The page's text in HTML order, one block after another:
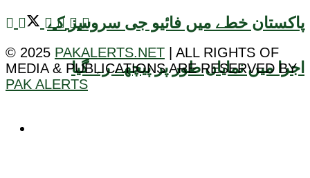
پاکستان خطے میں فائیو جی سروسز کے
اجرا میں نمایاں طور پر پیچھے رہ گیا
© 2025 PAKALERTS.NET | ALL RIGHTS OF
MEDIA & PUBLICATIONS ARE RESERVED BY
PAK ALERTS